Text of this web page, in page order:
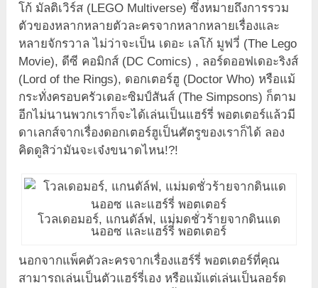
โก้ มัลติเวิร์ส (LEGO Multiverse) ซึ่งหมายถึงการรวม
ตัวของหลากหลายตัวละครจากหลากหลายเรื่องและ
หลายจักรวาล ไม่ว่าจะเป็น เดอะ เลโก้ มูฟวี่ (The Lego
Movie), ดีซี คอมิกส์ (DC Comics) , ลอร์ดออฟเดอะริงส์
(Lord of the Rings), ดอกเตอร์ฮู (Doctor Who) หรือแม้
กระทั่งครอบครัวเดอะซิมป์สันส์ (The Simpsons) ก็ตาม
อีกไม่นานพวกเราก็จะได้เล่นเป็นแฮร์รี่ พอตเตอร์แล้วมี
ดาเลกส์จากเรื่องดอกเตอร์ฮูเป็นศัตรูของเราก็ได้ ลอง
คิดดูสิว่ามันจะเจ๋งขนาดไหน!?!
โวลเดอมอร์, แกนดัล์ฟ, แม่มดชั่วร้ายจากดินแด
นออซ และแฮร์รี่ พอตเตอร์
นอกจากแพ็คตัวละครจากเรื่องแฮร์รี่ พอตเตอร์ที่คุณ
สามารถเล่นเป็นตัวแฮร์รี่เอง หรือแม้แต่เล่นเป็นลอร์ด